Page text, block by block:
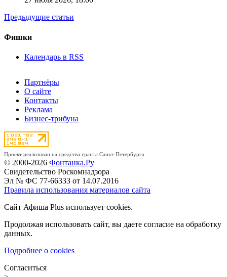
Предыдущие статьи
Фишки
Календарь в RSS
Партнёры
О сайте
Контакты
Реклама
Бизнес-трибуна
Проект реализован на средства гранта Санкт-Петербурга
© 2000-2026 Фонтанка.Ру
Свидетельство Роскомнадзора
Эл № ФС 77-66333 от 14.07.2016
Правила использования материалов сайта
Сайт Афиша Plus использует cookies.
Продолжая использовать сайт, вы даете согласие на обработку
данных.
Подробнее о cookies
Согласиться